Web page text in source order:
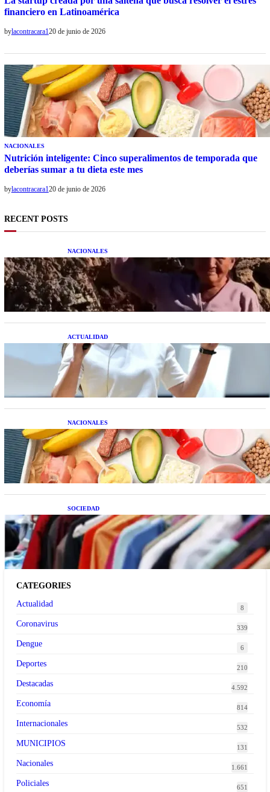
financiero en Latinoamérica
bylacontracara120 de junio de 2026
NACIONALES
Nutrición inteligente: Cinco superalimentos de temporada que
deberías sumar a tu dieta este mes
bylacontracara120 de junio de 2026
RECENT POSTS
NACIONALES
Una mujer asegura haber peleado con un
extraterrestre cuerpo a cuerpo
ACTUALIDAD
La startup creada por una salteña que busca
resolver el estrés financiero en Latinoamérica
NACIONALES
Nutrición inteligente: Cinco superalimentos de
temporada que deberías sumar a tu dieta este mes
SOCIEDAD
Las grandes marcas globales se suman a la
tendencia de la ropa de segunda mano premium
CATEGORIES
Actualidad
8
Coronavirus 339
Dengue 6
Deportes 210
Destacadas 4.592
Economía 814
Internacionales 532
MUNICIPIOS 131
Nacionales 1.661
Policiales 651